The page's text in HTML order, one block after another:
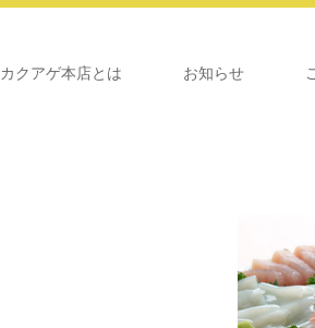
カクアゲ本店とは お知らせ